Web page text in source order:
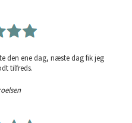
den ene dag, næste dag fik jeg
tilfreds.